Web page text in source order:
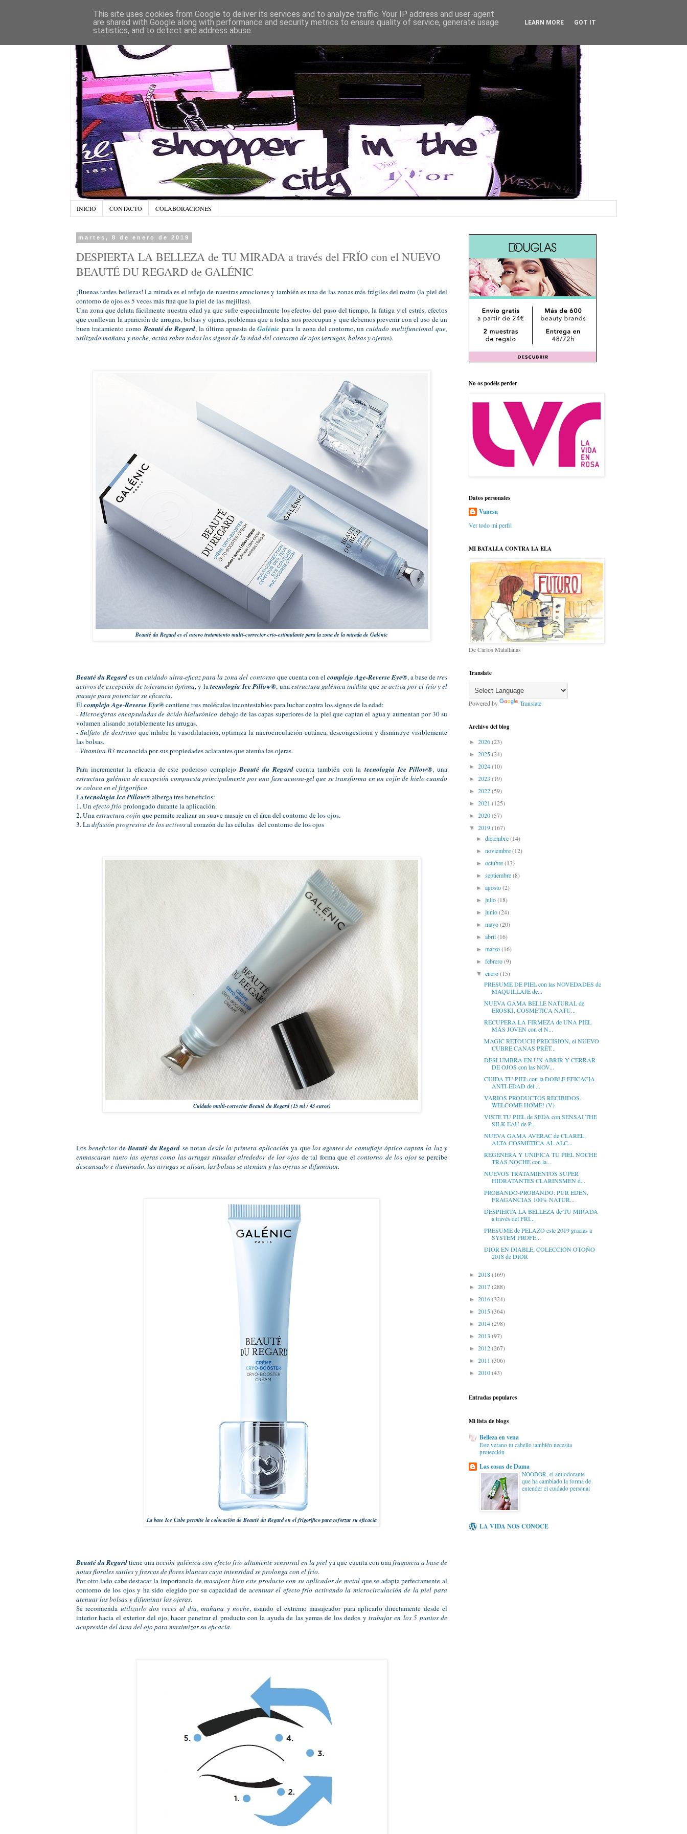
INICIO CONTACTO COLABORACIONES
martes, 8 de enero de 2019
DESPIERTA LA BELLEZA de TU MIRADA a través del FRÍO con el NUEVO
BEAUTÉ DU REGARD de GALÉNIC
¡Buenas tardes bellezas! La mirada es el reflejo de nuestras emociones y también es una de las zonas más frágiles del rostro (la piel del
contorno de ojos es 5 veces más fina que la piel de las mejillas).
Una zona que delata fácilmente nuestra edad ya que sufre especialmente los efectos del paso del tiempo, la fatiga y el estrés, efectos
que conllevan la aparición de arrugas, bolsas y ojeras, problemas que a todas nos preocupan y que debemos prevenir con el uso de un
buen tratamiento comoBeauté du Regard, la última apuesta deGalénic para la zona del contorno, uncuidado multifuncional que,
utilizado mañana y noche, actúa sobre todos los signos de la edad del contorno de ojos(arrugas, bolsas y ojeras).
Beauté du Regard es el nuevo tratamiento multi-corrector crio-estimulante para la zona de la mirada de Galénic
Beauté du Regardes uncuidado ultra-eficaz para la zona del contorno que cuenta con el complejo Age-Reverse Eye®, a base detres
activos de excepción de tolerancia óptima, y latecnologíaIce Pillow®, unaestructura galénica inédita que se activa por el frío y el
masaje para potenciar su eficacia.
El complejo Age-Reverse Eye®contiene tres moléculas incontestables para luchar contra los signos de la edad:
-Microesferas encapsuladas de ácido hialurónico debajo de las capas superiores de la piel que captan el agua y aumentan por 30 su
volumen alisando notablemente las arrugas.
- Sulfato de dextrano que inhibe la vasodilatación, optimiza la microcirculación cutánea, descongestiona y disminuye visiblemente
las bolsas.
- Vitamina B3 reconocida por sus propiedades aclarantes que atenúa las ojeras.
Para incrementar la eficacia de este poderoso complejoBeauté du Regardcuenta también con la tecnología Ice Pillow®, una
estructura galénica de excepción compuesta principalmente por una fase acuosa-gel que se transforma en un cojín de hielo cuando
se coloca en el frigorífico.
Latecnología Ice Pillow®alberga tres beneficios:
1. Unefecto frío prolongado durante la aplicación.
2. Unaestructura cojín que permite realizar un suave masaje en el área del contorno de los ojos.
3. Ladifusión progresiva de los activosal corazón de las células del contorno de los ojos
Cuidado multi-corrector Beauté du Regard (15 ml / 43 euros)
Losbeneficios deBeauté du Regard se notandesde la primera aplicación ya que los agentes de camuflaje óptico captan la luz y
enmascaran tanto las ojeras como las arrugas situadas alrededor de los ojos de tal forma que elcontorno de los ojosse percibe
descansado e iluminado,las arrugas se alisan, las bolsas se atenúan y las ojeras se difuminan.
La base Ice Cube permite la colocación de Beauté du Regard en el frigorífico para reforzar su eficacia
Beauté du Regardtiene unaacción galénica con efecto frío altamente sensorial en la pielya que cuenta con unafragancia a base de
notas florales sutiles y frescas de flores blancas cuya intensidad se prolonga con el frío.
Por otro lado cabe destacar la importancia de masajear bien este producto con su aplicador de metalque se adapta perfectamente al
contorno de los ojos y ha sido elegido por su capacidad de acentuar el efecto frío activando la microcirculación de la piel para
atenuar las bolsas y difuminar las ojeras.
Se recomienda utilizarlo dos veces al día, mañana y noche, usando el extremo masajeador para aplicarlo directamente desde el
interior hacia el exterior del ojo, hacer penetrar el producto con la ayuda de las yemas de los dedos y trabajar en los 5 puntos de
acupresión del área del ojo para maximizar su eficacia.
No os podéis perder
Datos personales
Vanesa
Ver todo mi perfil
MI BATALLA CONTRA LA ELA
De Carlos Matallanas
Translate
Powered by Translate
Archivo del blog
► 2026(23)
► 2025(24)
► 2024(10)
► 2023 (19)
► 2022(59)
► 2021 (125)
► 2020(57)
▼ 2019(167)
►diciembre(14)
►noviembre(12)
►octubre(13)
►septiembre(8)
►agosto(2)
►julio(18)
►junio(24)
►mayo(20)
►abril(16)
►marzo(16)
►febrero(9)
▼enero(15)
PRESUME DE PIEL con las NOVEDADES de
MAQUILLAJE de...
NUEVA GAMA BELLE NATURAL de
EROSKI, COSMÉTICA NATU...
RECUPERA LA FIRMEZA de UNA PIEL
MÁS JOVEN con el N...
MAGIC RETOUCH PRECISION, el NUEVO
CUBRE CANAS PRÊT...
DESLUMBRA EN UN ABRIR Y CERRAR
DE OJOS con las NOV...
CUIDA TU PIEL con la DOBLE EFICACIA
ANTI-EDAD del ...
VARIOS PRODUCTOS RECIBIDOS..
WELCOME HOME! (V)
VISTE TU PIEL de SEDA con SENSAI THE
SILK EAU de P...
NUEVA GAMA AVERAC de CLAREL,
ALTA COSMÉTICA AL ALC...
REGENERA Y UNIFICA TU PIEL NOCHE
TRAS NOCHE con la...
NUEVOS TRATAMIENTOS SUPER
HIDRATANTES CLARINSMEN d...
PROBANDO-PROBANDO: PUR EDEN,
FRAGANCIAS 100% NATUR...
DESPIERTA LA BELLEZA de TU MIRADA
a través del FRÍ...
PRESUME de PELAZO este 2019 gracias a
SYSTEM PROFE...
DIOR EN DIABLE, COLECCIÓN OTOÑO
2018 de DIOR
► 2018(169)
► 2017(288)
► 2016(324)
► 2015(364)
► 2014(298)
► 2013 (97)
► 2012(267)
► 2011 (306)
► 2010(43)
Entradas populares
Mi lista de blogs
Belleza en vena
Este verano tu cabello también necesita
protección
Las cosas de Dama
NOODOR, el antiodorante
que ha cambiado la forma de
entender el cuidado personal
LA VIDA NOS CONOCE
This site uses cookies from Google to deliver its services and to analyze traffic. Your IP address and user-agent
are shared with Google along with performance and security metrics to ensure quality of service, generate usage
statistics, and to detect and address abuse.
LEARN MORE GOT IT